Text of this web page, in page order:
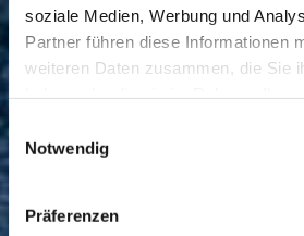
soziale Medien, Werbung und
Partner führen diese Informationen
weiteren Daten zusammen, die Sie
Einwilligungsauswahl
Notwendig
Präferenzen